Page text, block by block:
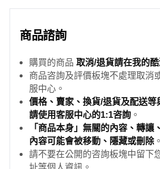
商品諮詢
購買的商品 取消/退貨請在我的
商品咨詢及評價板塊不處理取消
服中心。
價格、賣家、換貨/退貨及配送
請使用客服中心的1:1咨詢 。
「商品本身」無關的內容、轉讓
內容可能會被移動、隱藏或刪除。
請不要在公開的咨詢板塊中留下